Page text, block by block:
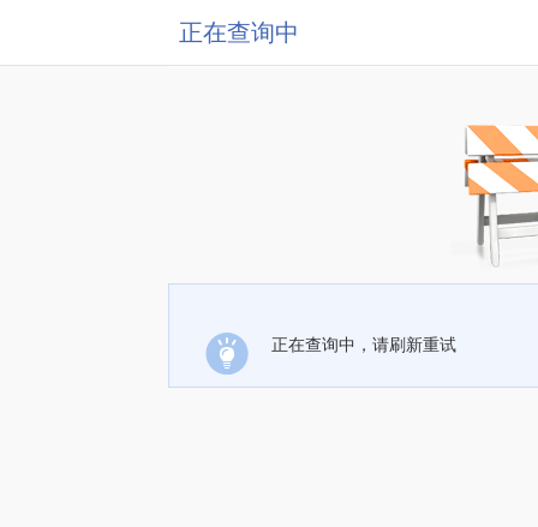
正在查询中
正在查询中，请刷新重试